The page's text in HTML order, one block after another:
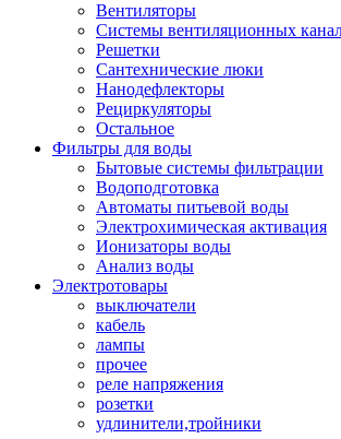
Вентиляторы
Системы вентиляционных
Решетки
Сантехнические люки
Нанодефлекторы
Рециркуляторы
Остальное
Фильтры для воды
Бытовые системы фильтрации
Водоподготовка
Автоматы питьевой воды
Электрохимическая активация
Ионизаторы воды
Анализ воды
Электротовары
выключатели
кабель
лампы
прочее
реле напряжения
розетки
удлинители,тройники